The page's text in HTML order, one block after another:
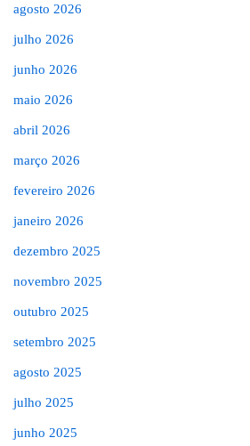
agosto 2026
julho 2026
junho 2026
maio 2026
abril 2026
março 2026
fevereiro 2026
janeiro 2026
dezembro 2025
novembro 2025
outubro 2025
setembro 2025
agosto 2025
julho 2025
junho 2025